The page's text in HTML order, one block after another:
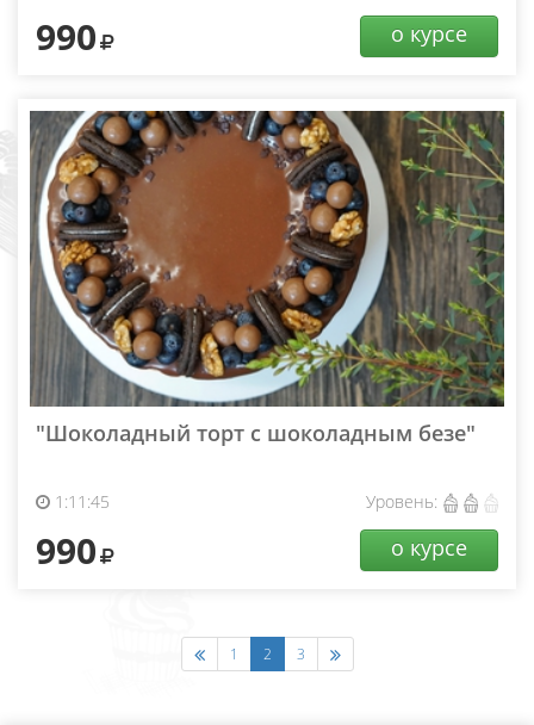
990 о курсе
"Шоколадный торт с шоколадным безе"
1:11:45 Уровень:
990 о курсе
1 2 3